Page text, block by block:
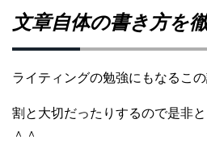
文章自体の書き方を
ライティングの勉強にもなるこの
割と大切だったりするので是非
＾＾